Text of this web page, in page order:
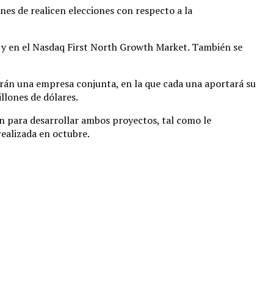
de realicen elecciones con respecto a la
en el Nasdaq First North Growth Market. También se
una empresa conjunta, en la que cada una aportará su
de dólares.
para desarrollar ambos proyectos, tal como le
en octubre.